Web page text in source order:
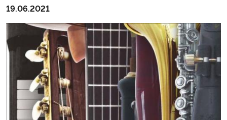
Controladoria-Geral da União
Ministério da Mulher, da Família e dos Direitos Humanos
Secretaria-Geral
19.06.2021